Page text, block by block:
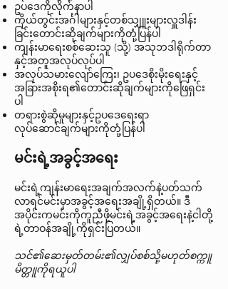
ဥပဒေကိုလိုက်နာပါ
ကိုယ်တွင်းအင်္ဂါများနှင့်တစ်သျှူးများလှူဒါန်း
ခြင်းတောင်းဆိုချက်များကိုတုံ့ပြန်ပါ
ကျန်းမာရေးစစ်ဆေးသူ (သို့) အသုဘဒါရိုက်တာ
နှင့်အတူအလုပ်လုပ်ပါ
အလုပ်သမားလျော်ကြေး၊ ဥပဒေစိုးမိုးရေးနှင့်
အခြားအစိုးရ၏တောင်းဆိုချက်များကိုဖြေရှင်း
ပါ
တရားစွဲဆိုမှုများနှင့်ဥပဒေရေးရာ
လုပ်ဆောင်ချက်များကိုတုံ့ပြန်ပါ
မင်းရဲ့အခွင့်အရေး
မင်းရဲ့ကျန်းမာရေးအချက်အလက်နဲ့ပတ်သက်
လာရင်မင်းမှာအခွင့်အရေးအချို့ရှိတယ်။ ဒီ
အပိုင်းကမင်းကိုကူညီဖို့မင်းရဲ့အခွင့်အရေးနဲ့ငါတို့
ရဲ့တာဝန်အချို့ကိုရှင်းပြတယ်။
သင်၏ဆေးမှတ်တမ်း၏လျှပ်စစ်သို့မဟုတ်စက္ကူ
မိတ္တူကိုရယူပါ